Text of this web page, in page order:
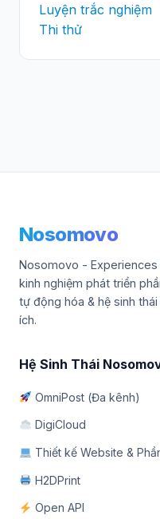
Luyện trắc nghiệm
Thi thử
Nosomovo
Nosomovo - Experiences
kinh nghiệm phát triển
tự động hóa & hệ sinh
ích.
Hệ Sinh Thái
OmniPost (Đa kênh)
DigiCloud
Thiết kế Website &
H2DPrint
Open API